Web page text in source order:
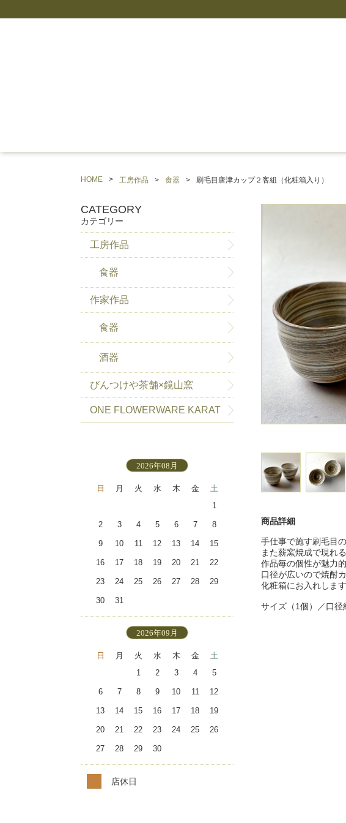
HOME 工房作品 食器 刷毛目唐津カップ２客組（化粧箱入り）
商品詳細
手仕事で施す刷毛目
また薪窯焼成で現れ
作品毎の個性が魅力
口径が広いので焼酎
化粧箱にお入れしま
サイズ（1個）／口
CATEGORY
カテゴリー
工房作品
食器
作家作品
食器
酒器
びんつけや茶舗×鏡山窯
ONE FLOWERWARE KARAT
2026年08月
日 月 火 水 木 金
土
1
2 3 4 5 6 7 8
9 10 11 12 13 14 15
16 17 18 19 20 21 22
23 24 25 26 27 28 29
30 31
2026年09月
日 月 火 水 木 金
土
1
2 3 4 5
6 7 8 9 10 11 12
13 14 15 16 17 18 19
20 21 22 23 24 25 26
27 28 29 30
店休日